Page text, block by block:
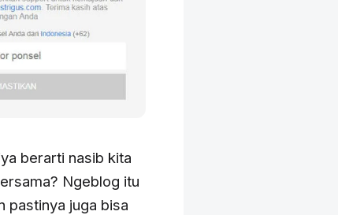
berarti nasib kita
Ngeblog itu
pastinya juga bisa